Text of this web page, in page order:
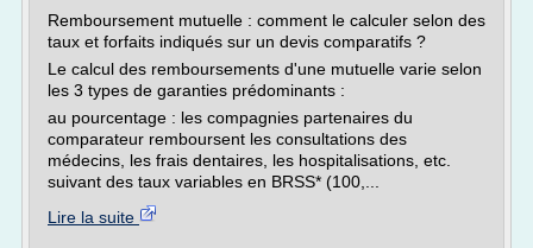
Remboursement mutuelle : comment le calculer selon des
taux et forfaits indiqués sur un devis comparatifs ?
Le calcul des remboursements d'une mutuelle varie selon
les 3 types de garanties prédominants :
au pourcentage : les compagnies partenaires du
comparateur remboursent les consultations des
médecins, les frais dentaires, les hospitalisations, etc.
suivant des taux variables en BRSS* (100,...
Lire la suite